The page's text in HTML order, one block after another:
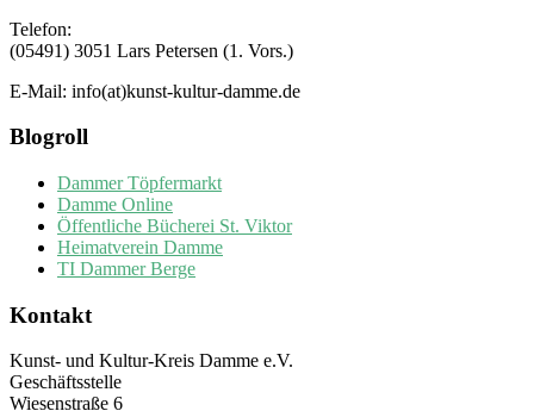
Telefon:
(05491) 3051 Lars Petersen (1. Vors.)
E-Mail: info(at)kunst-kultur-damme.de
Blogroll
Dammer Töpfermarkt
Damme Online
Öffentliche Bücherei St. Viktor
Heimatverein Damme
TI Dammer Berge
Kontakt
Kunst- und Kultur-Kreis Damme e.V.
Geschäftsstelle
Wiesenstraße 6